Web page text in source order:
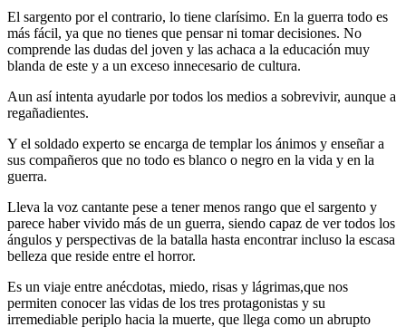
El sargento por el contrario, lo tiene clarísimo. En la guerra todo es
más fácil, ya que no tienes que pensar ni tomar decisiones. No
comprende las dudas del joven y las achaca a la educación muy
blanda de este y a un exceso innecesario de cultura.
Aun así intenta ayudarle por todos los medios a sobrevivir, aunque a
regañadientes.
Y el soldado experto se encarga de templar los ánimos y enseñar a
sus compañeros que no todo es blanco o negro en la vida y en la
guerra.
Lleva la voz cantante pese a tener menos rango que el sargento y
parece haber vivido más de un guerra, siendo capaz de ver todos los
ángulos y perspectivas de la batalla hasta encontrar incluso la escasa
belleza que reside entre el horror.
Es un viaje entre anécdotas, miedo, risas y lágrimas,que nos
permiten conocer las vidas de los tres protagonistas y su
irremediable periplo hacia la muerte, que llega como un abrupto